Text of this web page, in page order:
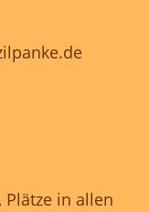
in allen